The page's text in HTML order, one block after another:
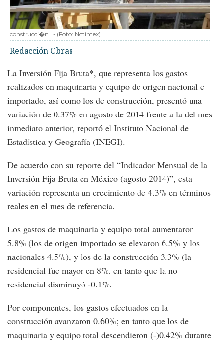
construcci�n - (Foto: Notimex)
Redacción Obras
La Inversión Fija Bruta*, que representa los gastos
realizados en maquinaria y equipo de origen nacional e
importado, así como los de construcción, presentó una
variación de 0.37% en agosto de 2014 frente a la del mes
inmediato anterior, reportó el Instituto Nacional de
Estadística y Geografía (INEGI).
De acuerdo con su reporte del “Indicador Mensual de la
Inversión Fija Bruta en México (agosto 2014)”, esta
variación representa un crecimiento de 4.3% en términos
reales en el mes de referencia.
Los gastos de maquinaria y equipo total aumentaron
5.8% (los de origen importado se elevaron 6.5% y los
nacionales 4.5%), y los de la construcción 3.3% (la
residencial fue mayor en 8%, en tanto que la no
residencial disminuyó -0.1%.
Por componentes, los gastos efectuados en la
construcción avanzaron 0.60%; en tanto que los de
maquinaria y equipo total descendieron (-)0.42% durante